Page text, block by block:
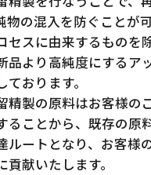
物の混入を防ぐことが可
セスに由来するものを
品より高純度にするア
おります。
精製の原料はお客様の
ることから、既存の原
ルートとなり、お客様
貢献いたします。